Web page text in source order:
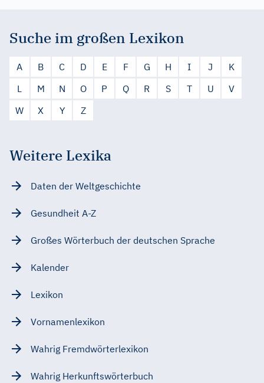
Suche im großen Lexikon
A B C D E F G H I J
K
L
M N O P Q R S T U
V
W
X Y Z
Weitere Lexika
Daten der Weltgeschichte
Gesundheit A-Z
Großes Wörterbuch der deutschen Sprache
Kalender
Lexikon
Vornamenlexikon
Wahrig Fremdwörterlexikon
Wahrig Herkunftswörterbuch